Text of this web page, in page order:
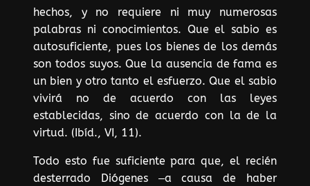
hechos, y no requiere ni muy numerosas
palabras ni conocimientos. Que el sabio es
autosuficiente, pues los bienes de los demás
son todos suyos. Que la ausencia de fama es
un bien y otro tanto el esfuerzo. Que el sabio
vivirá no de acuerdo con las leyes
establecidas, sino de acuerdo con la de la
virtud. (Ibíd., VI, 11).
Todo esto fue suficiente para que, el recién
desterrado Diógenes ‒a causa de haber